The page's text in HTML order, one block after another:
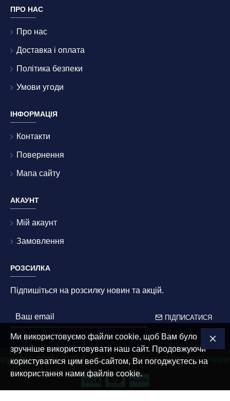
ПРО НАС
Про нас
Доставка і оплата
Політика безпеки
Умови угоди
ІНФОРМАЦІЯ
Контакти
Повернення
Мапа сайту
АКАУНТ
Мій акаунт
Замовлення
РОЗСИЛКА
Підпишіться на розсилку новин та акцій.
ПІДПИСАТИСЯ
© 2020–2026 Футболки з принтами Всі права
Ми використовуємо файли cookie, щоб Вам було
зручніше використовувати наш сайт. Продовжуючи
користуватися цим веб-сайтом, Ви погоджуєтесь на
використання нами файлів cookie.